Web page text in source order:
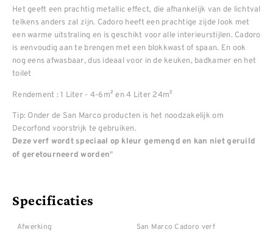
Het geeft een prachtig metallic effect, die afhankelijk van de lichtval
telkens anders zal zijn. Cadoro heeft een prachtige zijde look met
een warme uitstraling en is geschikt voor alle interieurstijlen. Cadoro
is eenvoudig aan te brengen met een blokkwast of spaan. En ook
nog eens afwasbaar, dus ideaal voor in de keuken, badkamer en het
toilet
Rendement : 1 Liter - 4-6m² en 4 Liter 24m²
Tip: Onder de San Marco producten is het noodzakelijk om
Decorfond voorstrijk te gebruiken.
Deze verf wordt speciaal op kleur gemengd en kan niet geruild
of geretourneerd worden"
Specificaties
Afwerking San Marco Cadoro verf